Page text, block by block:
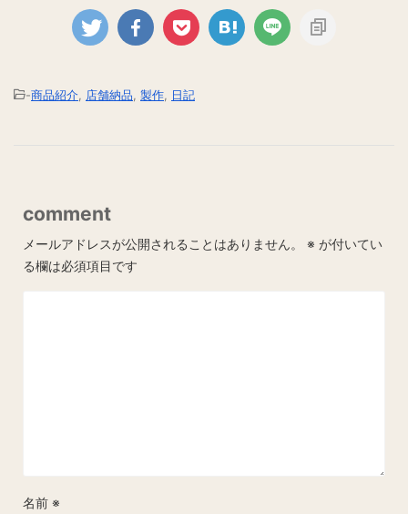
-商品紹介, 店舗納品, 製作, 日記
comment
メールアドレスが公開されることはありません。 ※ が付いてい
る欄は必須項目です
名前 ※